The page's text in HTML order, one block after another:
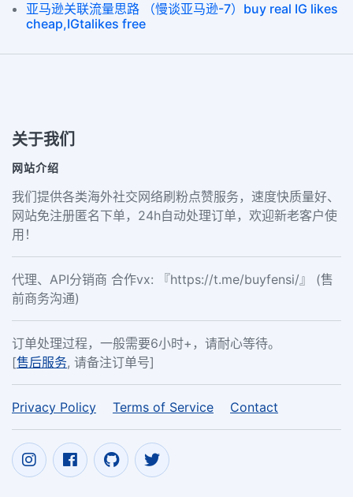
亚马逊关联流量思路 （慢谈亚马逊-7）buy real IG likes
cheap,IGtalikes free
关于我们
网站介绍
我们提供各类海外社交网络刷粉点赞服务，速度快质量好、
网站免注册匿名下单，24h自动处理订单，欢迎新老客户使
用！
代理、API分销商 合作vx: 『https://t.me/buyfensi/』 (售
前商务沟通)
订单处理过程，一般需要6小时+，请耐心等待。
[售后服务, 请备注订单号]
Privacy Policy Terms of Service Contact